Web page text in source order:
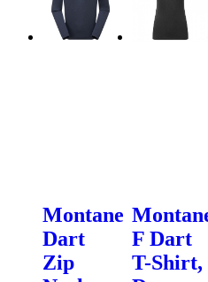
Montane
Dart
Zip
F Dart
T-Shirt,